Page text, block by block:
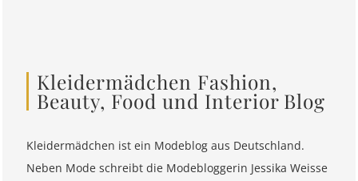
Kleidermädchen Fashion,
Beauty, Food und Interior Blog
Kleidermädchen ist ein Modeblog aus Deutschland.
Neben Mode schreibt die Modebloggerin Jessika Weisse